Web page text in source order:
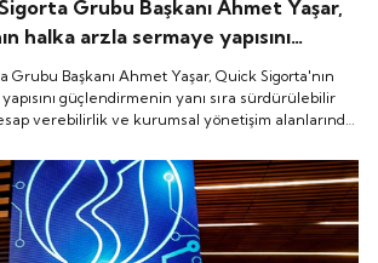
Grubu Başkanı Ahmet Yaşar,
halka arzla sermaye yapısını
sıra sürdürülebilir büyüme,
verebilirlik ve kurumsal yönetişim
bir döneme girdiğini belirtti.
Grubu Başkanı Ahmet Yaşar, Quick Sigorta'nın
güçlendirmenin yanı sıra sürdürülebilir
verebilirlik ve kurumsal yönetişim alanlarında